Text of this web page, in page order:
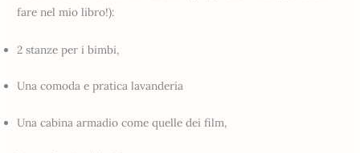
fare nel mio libro!):
2 stanze per i bimbi,
Una comoda e pratica lavanderia
Una cabina armadio come quelle dei film,